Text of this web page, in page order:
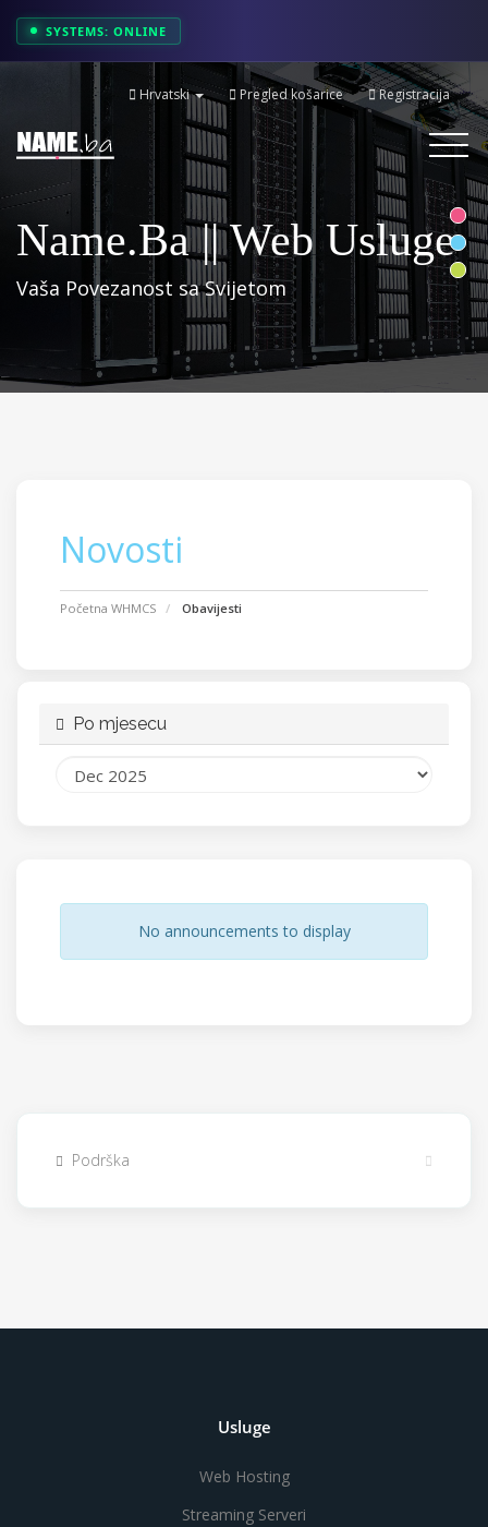
SYSTEMS: ONLINE
Hrvatski Pregled košarice Registracija
Toggle
Name.ba || Web Usluge
Vaša Povezanost sa Svijetom
Novosti
Početna WHMCS Obavijesti
Po mjesecu
No announcements to display
Podrška
Usluge
Web Hosting
Streaming Serveri